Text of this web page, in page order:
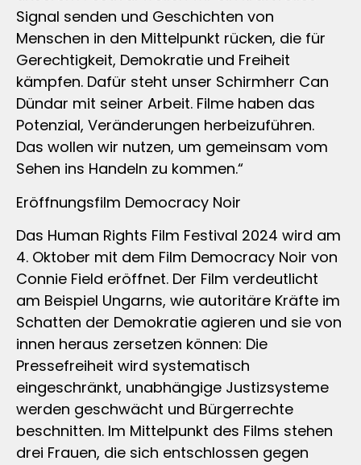
Signal senden und Geschichten von
Menschen in den Mittelpunkt rücken, die für
Gerechtigkeit, Demokratie und Freiheit
kämpfen. Dafür steht unser Schirmherr Can
Dündar mit seiner Arbeit. Filme haben das
Potenzial, Veränderungen herbeizuführen.
Das wollen wir nutzen, um gemeinsam vom
Sehen ins Handeln zu kommen.“
Eröffnungsfilm Democracy Noir
Das Human Rights Film Festival 2024 wird am
4. Oktober mit dem Film Democracy Noir von
Connie Field eröffnet. Der Film verdeutlicht
am Beispiel Ungarns, wie autoritäre Kräfte im
Schatten der Demokratie agieren und sie von
innen heraus zersetzen können: Die
Pressefreiheit wird systematisch
eingeschränkt, unabhängige Justizsysteme
werden geschwächt und Bürgerrechte
beschnitten. Im Mittelpunkt des Films stehen
drei Frauen, die sich entschlossen gegen